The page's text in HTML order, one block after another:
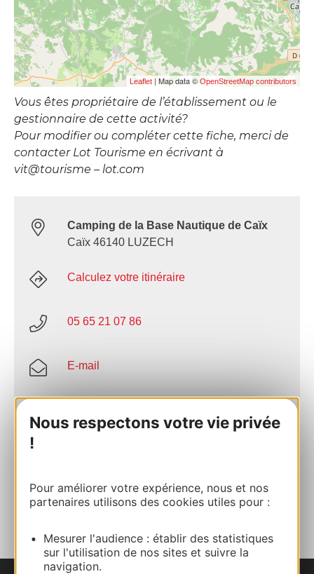
Nous respectons votre vie privée
!
Pour améliorer votre expérience, nous et nos
partenaires utilisons des cookies utiles pour :
Mesurer l'audience : établir des statistiques
sur l'utilisation de nos sites et suivre la
navigation.
Leaflet | Map data © OpenStreetMap contributors
Vous êtes propriétaire de l’établissement ou le
gestionnaire de cette activité?
Pour modifier ou compléter cette fiche, merci de
contacter Lot Tourisme en écrivant à
vit@tourisme – lot.com
Camping de la Base Nautique de Caïx
Caïx 46140 LUZECH
Calculez votre itinéraire
05 65 21 07 86
E-mail
AJOUTER
AU CARNET